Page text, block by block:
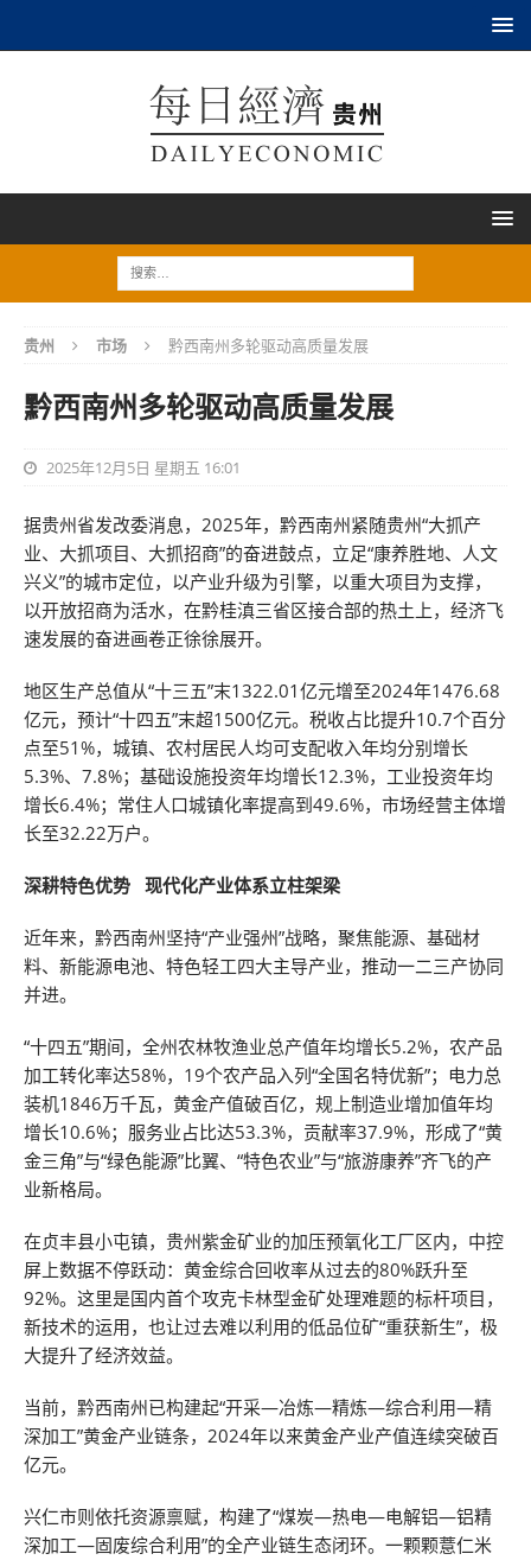
贵州 市场 黔西南州多轮驱动高质量发展
黔西南州多轮驱动高质量发展
2025年12月5日 星期五 16:01
据贵州省发改委消息，2025年，黔西南州紧随贵州“大抓产
业、大抓项目、大抓招商”的奋进鼓点，立足“康养胜地、人文
兴义”的城市定位，以产业升级为引擎，以重大项目为支撑，
以开放招商为活水，在黔桂滇三省区接合部的热土上，经济飞
速发展的奋进画卷正徐徐展开。
地区生产总值从“十三五”末1322.01亿元增至2024年1476.68
亿元，预计“十四五”末超1500亿元。税收占比提升10.7个百分
点至51%，城镇、农村居民人均可支配收入年均分别增长
5.3%、7.8%；基础设施投资年均增长12.3%，工业投资年均
增长6.4%；常住人口城镇化率提高到49.6%，市场经营主体增
长至32.22万户。
深耕特色优势 现代化产业体系立柱架梁
近年来，黔西南州坚持“产业强州”战略，聚焦能源、基础材
料、新能源电池、特色轻工四大主导产业，推动一二三产协同
并进。
“十四五”期间，全州农林牧渔业总产值年均增长5.2%，农产品
加工转化率达58%，19个农产品入列“全国名特优新”；电力总
装机1846万千瓦，黄金产值破百亿，规上制造业增加值年均
增长10.6%；服务业占比达53.3%，贡献率37.9%，形成了“黄
金三角”与“绿色能源”比翼、“特色农业”与“旅游康养”齐飞的产
业新格局。
在贞丰县小屯镇，贵州紫金矿业的加压预氧化工厂区内，中控
屏上数据不停跃动：黄金综合回收率从过去的80%跃升至
92%。这里是国内首个攻克卡林型金矿处理难题的标杆项目，
新技术的运用，也让过去难以利用的低品位矿“重获新生”，极
大提升了经济效益。
当前，黔西南州已构建起“开采—冶炼—精炼—综合利用—精
深加工”黄金产业链条，2024年以来黄金产业产值连续突破百
亿元。
兴仁市则依托资源禀赋，构建了“煤炭—热电—电解铝—铝精
深加工—固废综合利用”的全产业链生态闭环。一颗颗薏仁米